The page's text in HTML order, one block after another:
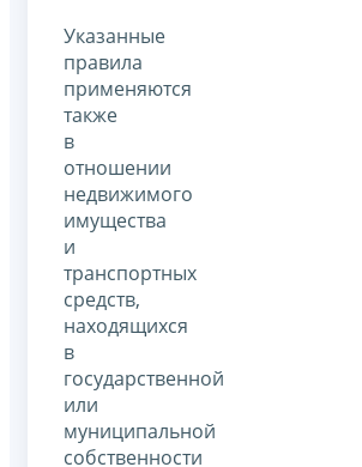
Указанные
правила
применяются
также
в
отношении
недвижимого
имущества
и
транспортных
средств,
находящихся
в
государственной
или
муниципальной
собственности